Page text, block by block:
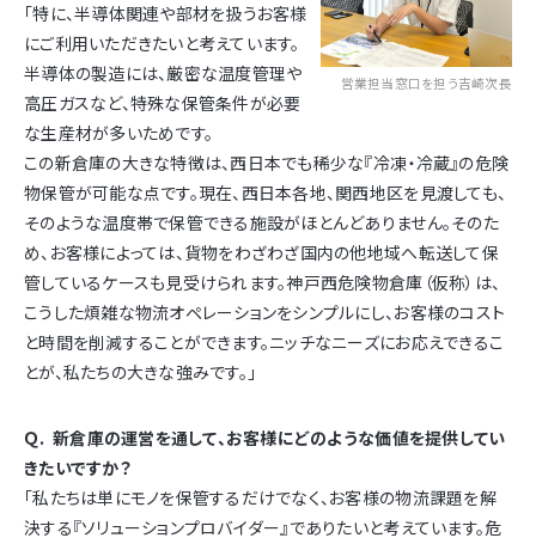
営業担当窓口を担う吉崎次長
「特に、半導体関連や部材を扱うお客様
にご利用いただきたいと考えています。
半導体の製造には、厳密な温度管理や
高圧ガスなど、特殊な保管条件が必要
な生産材が多いためです。
この新倉庫の大きな特徴は、西日本でも稀少な『冷凍・冷蔵』の危険
物保管が可能な点です。現在、西日本各地、関西地区を見渡しても、
そのような温度帯で保管できる施設がほとんどありません。そのた
め、お客様によっては、貨物をわざわざ国内の他地域へ転送して保
管しているケースも見受けられます。神戸西危険物倉庫（仮称）は、
こうした煩雑な物流オペレーションをシンプルにし、お客様のコスト
と時間を削減することができます。ニッチなニーズにお応えできるこ
とが、私たちの大きな強みです。」
Ｑ. 新倉庫の運営を通して、お客様にどのような価値を提供してい
きたいですか？
「私たちは単にモノを保管するだけでなく、お客様の物流課題を解
決する『ソリューションプロバイダー』でありたいと考えています。危